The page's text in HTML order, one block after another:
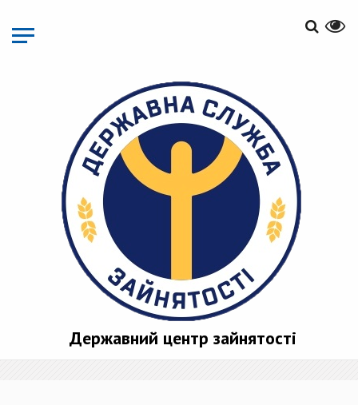
основного
матеріалу
Державний центр зайнятості